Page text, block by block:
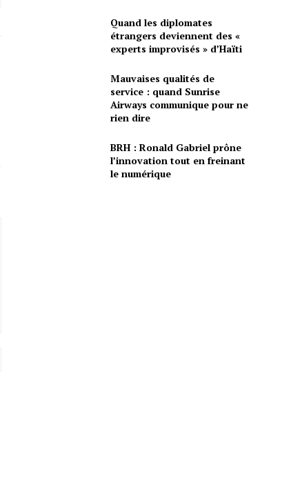
Quand les diplomates
étrangers deviennent des «
experts improvisés » d’Haïti
Mauvaises qualités de
service : quand Sunrise
Airways communique pour ne
rien dire
BRH : Ronald Gabriel prône
l’innovation tout en freinant
le numérique